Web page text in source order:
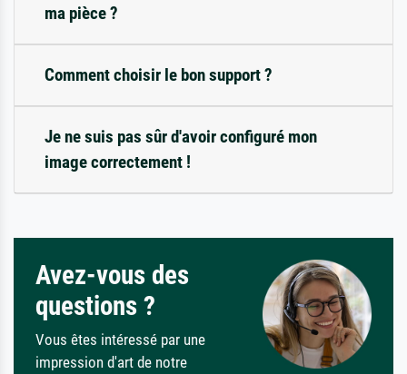
ma pièce ?
Comment choisir le bon support ?
Je ne suis pas sûr d'avoir configuré mon
image correctement !
Avez-vous des
questions ?
Vous êtes intéressé par une
impression d'art de notre